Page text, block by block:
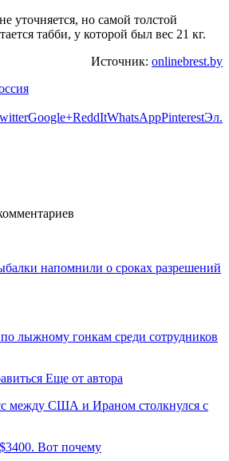
уточняется, но самой толстой
табби, у которой был вес 21 кг.
Источник: onlinebrest.by
Google+ReddItWhatsAppPinterestЭл.
напомнили о сроках разрешений
лыжному гонкам среди сотрудников
Еще от автора
между США и Ираном столкнулся с
Вот почему